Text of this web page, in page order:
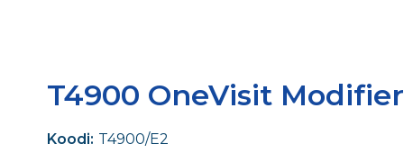
T4900 OneVisit Modifier
Koodi: T4900/E2